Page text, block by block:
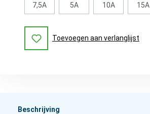
7,5A 5A 10A 15A
Toevoegen aan verlanglijst
Beschrijving